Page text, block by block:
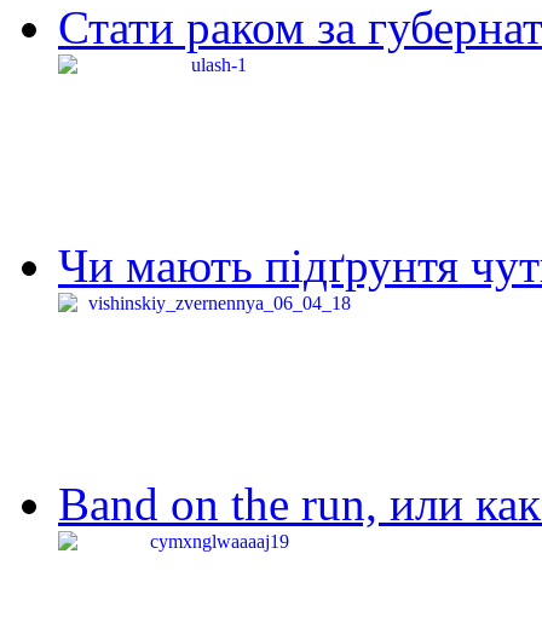
Стати раком за
Чи мають підґрунтя
Band on the run, или